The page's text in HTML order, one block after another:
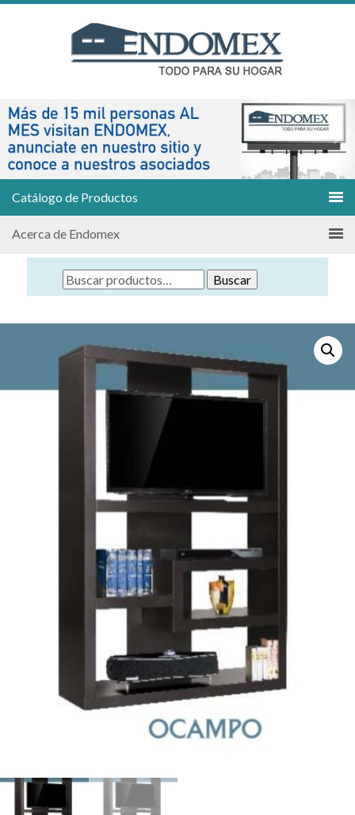
Catálogo de Productos
Acerca de Endomex
Buscar